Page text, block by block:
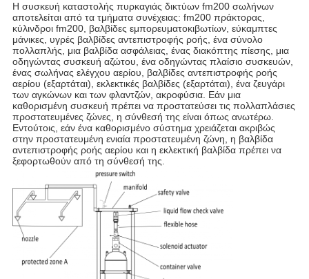
Η συσκευή καταστολής πυρκαγιάς δικτύων fm200 σωλήνων
αποτελείται από τα τμήματα συνέχειας: fm200 πράκτορας,
κύλινδροι fm200, βαλβίδες εμπορευματοκιβωτίων, εύκαμπτες
μάνικες, υγρές βαλβίδες αντεπιστροφής ροής, ένα σύνολο
πολλαπλής, μια βαλβίδα ασφάλειας, ένας διακόπτης πίεσης, μια
οδηγώντας συσκευή αζώτου, ένα οδηγώντας πλαίσιο συσκευών,
ένας σωλήνας ελέγχου αερίου, βαλβίδες αντεπιστροφής ροής
αερίου (εξαρτάται), εκλεκτικές βαλβίδες (εξαρτάται), ένα ζευγάρι
των αγκώνων και των φλαντζών, ακροφύσια. Εάν μια
καθορισμένη συσκευή πρέπει να προστατεύσει τις πολλαπλάσιες
προστατευμένες ζώνες, η σύνθεσή της είναι όπως ανωτέρω.
Εντούτοις, εάν ένα καθορισμένο σύστημα χρειάζεται ακριβώς
στην προστατευμένη ενιαία προστατευμένη ζώνη, η βαλβίδα
αντεπιστροφής ροής αερίου και η εκλεκτική βαλβίδα πρέπει να
ξεφορτωθούν από τη σύνθεσή της.